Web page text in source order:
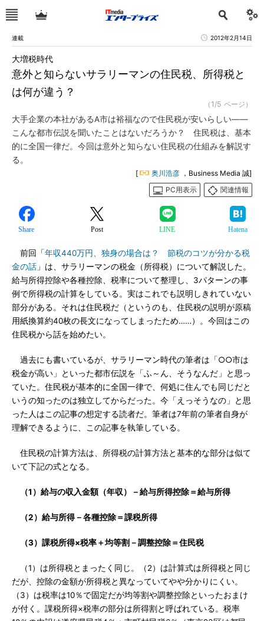
連載 2012年2月14日
意外と知らないサラリーマンの住民税、所得税と
は何が違う？
大増税時代
（1/5 ページ）
大手企業の本社があるA市は裕福なので住民税が安いらしい――
こんな都市伝説を聞いたことはないだろうか？ 住民税は、基本
的に全国一律だ。今回は意外と知らない住民税の仕組みを解説す
る。
[ 奥川浩彦 ，Business Media 誠]
PC用表示
関連情報
Share Post LINE Hatena
前回「年収440万円、独身の場合は？ 節税のコツが分かる税
金の話 」は、サラリーマンの税金（所得税）について解説した。
給与所得控除や各種控除、税率について整理し、3パターンの事
例で所得税の計算をしている。実はこれでも説明しきれていない
部分がある。それは住民税だ（というのも、住民税の説明が原稿
用紙換算約40枚の長文になってしまったため……）。今回はこの
住民税から話を始めたい。
過去にも書いているが、サラリーマン時代の筆者は「○○市は
税金が高い」といった都市伝説を「ふ～ん、そうなんだ」と思っ
ていた。住民税が基本的に全国一律で、何処に住んでも同じだと
いうの知ったのは独立してからだった。今「えっそうなの」と思
った人はこの記事の想定する読者だ。筆者は7年前の筆者自身が
理解できるように、この記事を執筆している。
住民税の計算方法は、所得税の計算方法と基本的な部分は似て
いて下記の式となる。
（1）給与の収入金額（年収）－給与所得控除＝給与所得
（2）給与所得－各種控除＝課税所得
（3）課税所得×税率＋均等割－調整控除＝住民税
（1）は所得税とまったく同じ。（2）は計算式は所得税と同じ
だが、控除の金額が所得税と異なっていてやや分かりにくい。
（3）は税率は10％で固定だが均等割や調整控除といったおまけ
が付く。課税所得×税率の部分は所得割と呼ばれている。税率